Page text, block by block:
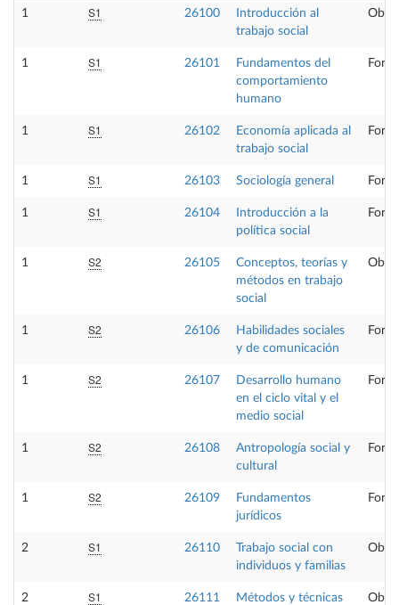
1 S1 26100
Introducción al
trabajo social
1 S1 26101
Fundamentos del
comportamiento
humano
1 S1 26102
Economía aplicada al
trabajo social
1 S1 26103 Sociología general
1 S1 26104
Introducción a la
política social
1 S2 26105
Conceptos, teorías y
métodos en trabajo
social
1 S2 26106
Habilidades sociales
y de comunicación
1 S2 26107
Desarrollo humano
en el ciclo vital y el
medio social
1 S2 26108
Antropología social y
cultural
1 S2 26109
Fundamentos
jurídicos
2 S1 26110
Trabajo social con
individuos y familias
2 S1 26111
Métodos y técnicas